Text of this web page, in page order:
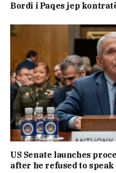
Bordi i Paqes jep
US Senate launches
after he refused to